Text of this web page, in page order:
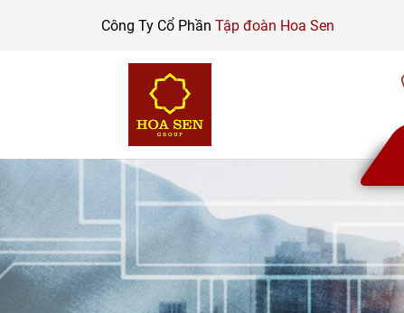
Công Ty Cổ Phần Tập đoàn Hoa Sen